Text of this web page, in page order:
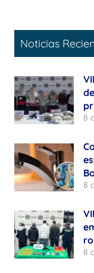
Noticias
8
8
8